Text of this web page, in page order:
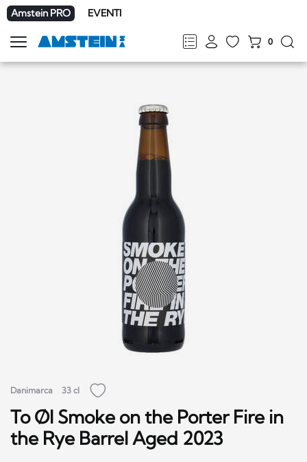
Amstein PRO EVENTI
FRDEENIT
0
Mostra
la
Danimarca 33 cl
To Øl Smoke on the Porter Fire in
the Rye Barrel Aged 2023